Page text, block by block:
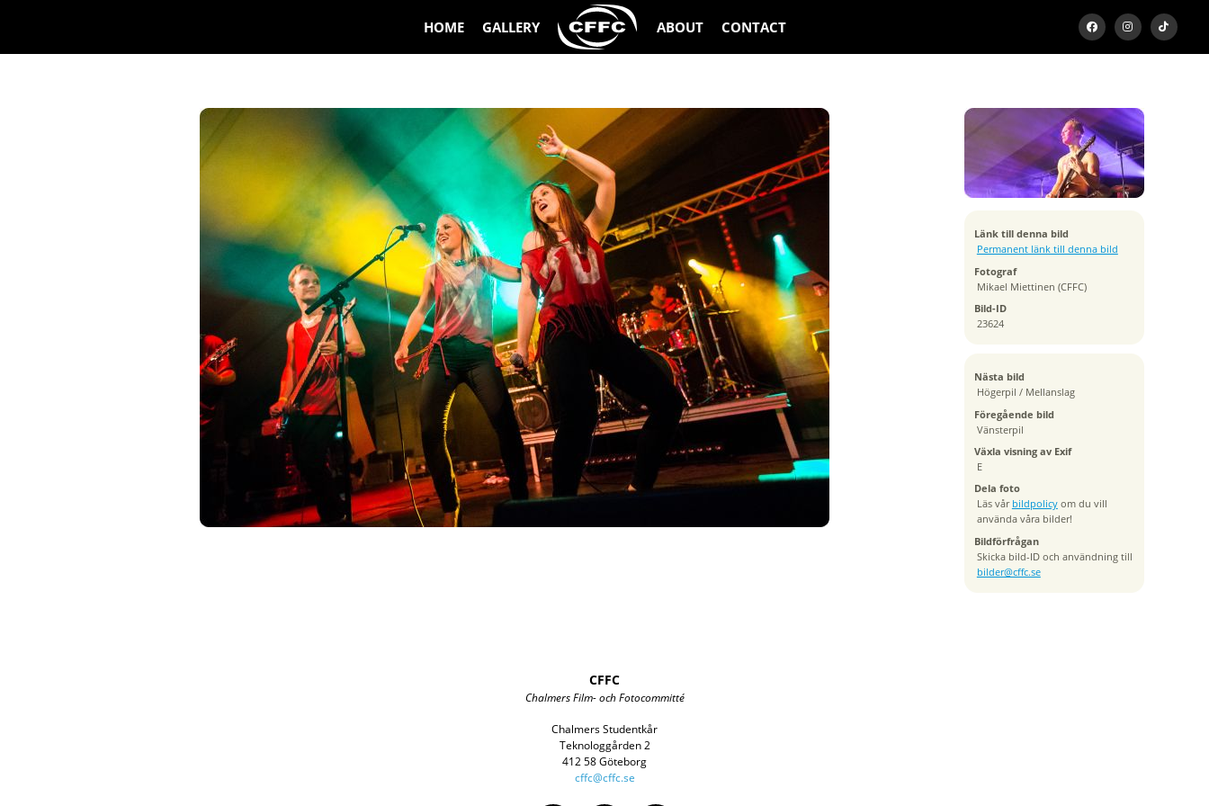
HOME GALLERY ABOUT CONTACT
Länk till denna bild
Permanent länk till denna bild
Fotograf
Mikael Miettinen (CFFC)
Bild-ID
23624
Exponeringstid
1/320 sek
Bländare
f/2.8
Kamera
Tagen
2012:09:09 21:42:00
ISO
12800
Brännvidd
25 mm
Nästa bild
Högerpil / Mellanslag
Föregående bild
Vänsterpil
Växla visning av Exif
E
Dela foto
Läs vår bildpolicyom du vill
använda våra bilder!
Bildförfrågan
Skicka bild-ID och användning till
bilder@cffc.se
CFFC
Chalmers Film- och Fotocommitté
Chalmers Studentkår
Teknologgården 2
412 58 Göteborg
cffc@cffc.se